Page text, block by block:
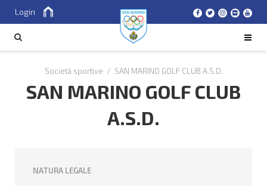
Login
Società sportive / SAN MARINO GOLF CLUB A.S.D.
SAN MARINO GOLF CLUB
A.S.D.
NATURA LEGALE